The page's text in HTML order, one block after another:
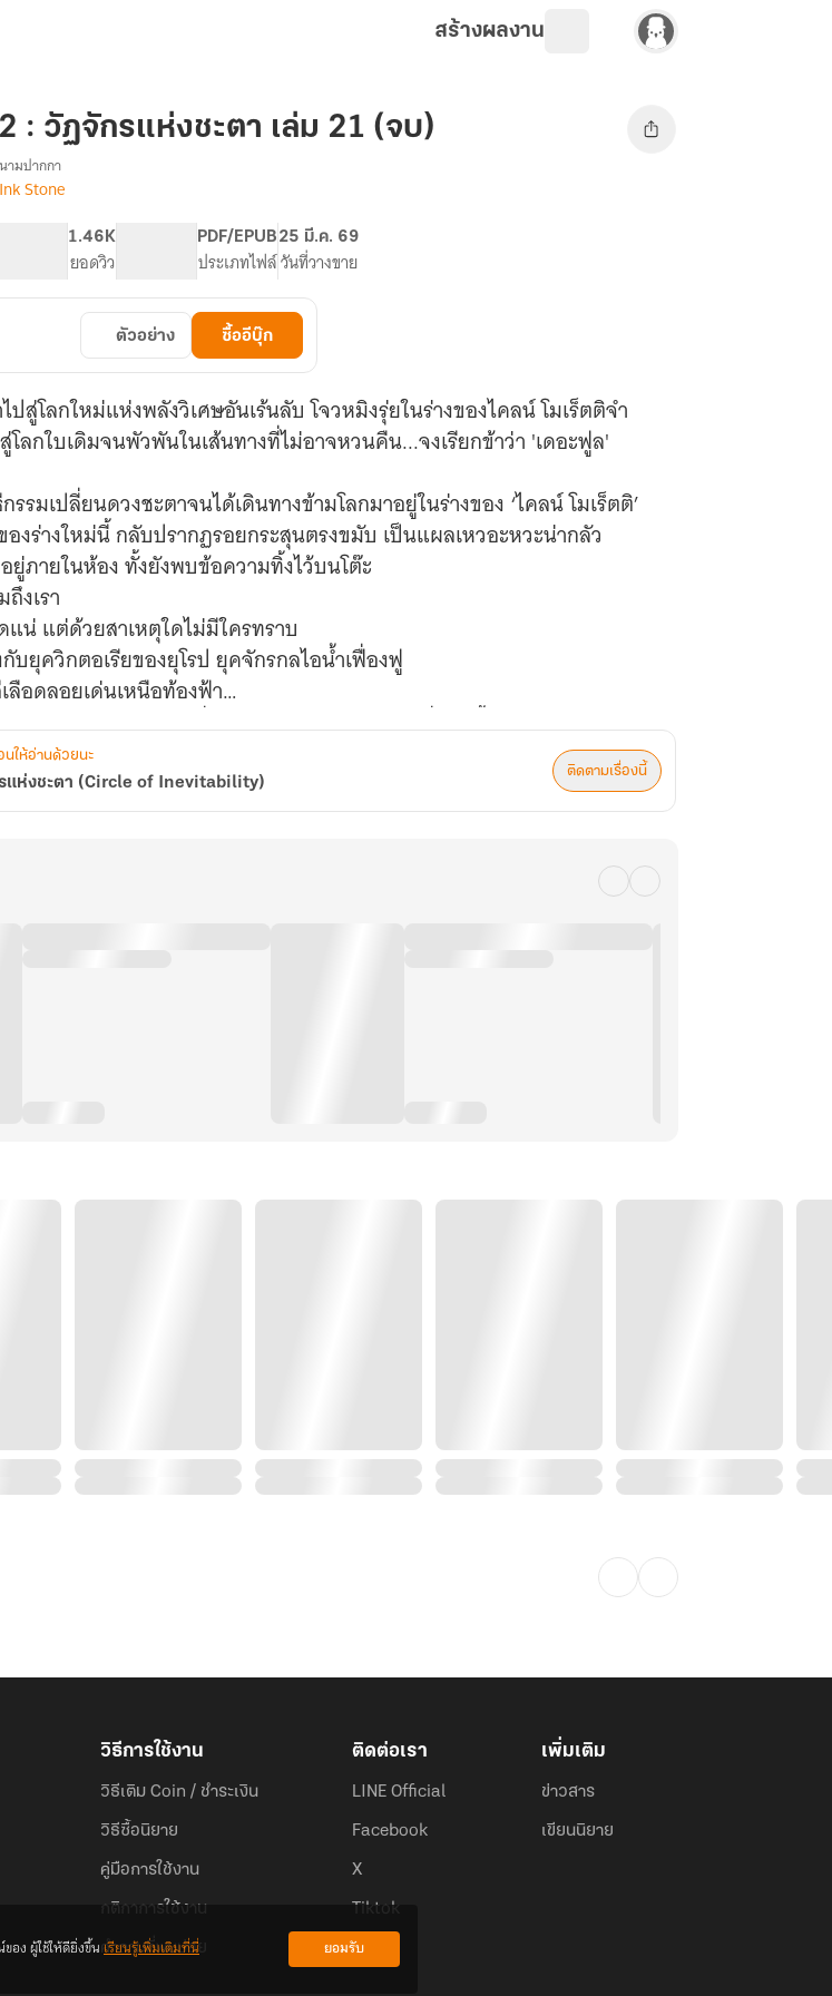
สร้างผลงาน
: วัฏจักรแห่งชะตา เล่ม 21 (จบ)
นามปากกา
Ink Stone
1.46K
ยอดวิว
PDF/EPUB
ประเภทไฟล์
25 มี.ค. 69
วันที่วางขาย
ตัวอย่าง ซื้ออีบุ๊ก
ปสู่โลกใหม่แห่งพลังวิเศษอันเร้นลับ โจวหมิงรุ่ยในร่างของไคลน์ โมเร็ตติจำ
โลกใบเดิมจนพัวพันในเส้นทางที่ไม่อาจหวนคืน...จงเรียกข้าว่า 'เดอะฟูล'
รรมเปลี่ยนดวงชะตาจนได้เดินทางข้ามโลกมาอยู่ในร่างของ ‘ไคลน์ โมเร็ตติ’
งร่างใหม่นี้ กลับปรากฏรอยกระสุนตรงขมับ เป็นแผลเหวอะหวะน่ากลัว
ยู่ภายในห้อง ทั้งยังพบข้อความทิ้งไว้บนโต๊ะ
งเรา
แน่ แต่ด้วยสาเหตุใดไม่มีใครทราบ
บยุควิกตอเรียของยุโรป ยุคจักรกลไอน้ำเฟื่องฟู
ลือดลอยเด่นเหนือท้องฟ้า
เขาอาจไม่ใช่ผู้เดียวที่เดินทางข้ามทางโลกมายังที่แห่งนี้
ดิของโลกนี้เมื่อร้อยปีก่อนทิ้งไดอารีล้ำค่าที่เขียนเป็นภาษาจีนเอาไว้
ออก นอกจากโจวหมิงรุ่ยคนเดียว
ช้ร่างใหม่กับ ‘ข้อมูลอันล้ำค่า’ นี้สืบหาสาเหตุการฆ่าตัวตาย
นให้อ่านด้วยนะ
แห่งชะตา (Circle of Inevitability)
ติดตามเรื่องนี้
วิธีการใช้งาน
วิธีเติม Coin / ชำระเงิน
วิธีซื้อนิยาย
คู่มือการใช้งาน
กติกาการใช้งาน
คำถามที่พบบ่อย
ติดต่อเรา
LINE Official
Facebook
X
Tiktok
เพิ่มเติม
ข่าวสาร
เขียนนิยาย
ง ผู้ใช้ให้ดียิ่งขึ้นเรียนรู้เพิ่มเติมที่นี่ ยอมรับ